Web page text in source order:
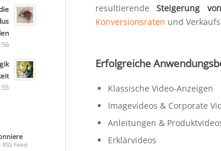
resultierendeSteigerung
Konversionsraten und
Erfolgreiche
Klassische Video-Anzeigen
Imagevideos & Corporate
Anleitungen &
Erklärvideos
Feed